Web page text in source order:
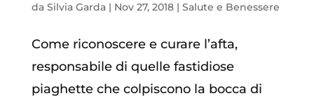
da Silvia Garda| Nov 27, 2018| Salute e Benessere
Come riconoscere e curare l’afta,
responsabile di quelle fastidiose
piaghette che colpiscono la bocca di